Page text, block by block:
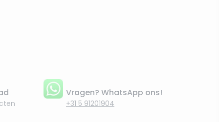
Vragen? WhatsApp ons!
+31 5 91201904